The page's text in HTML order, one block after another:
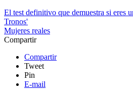
El test definitivo que demuestra si eres
Tronos'
Mujeres reales
Compartir
Compartir
Tweet
Pin
E-mail